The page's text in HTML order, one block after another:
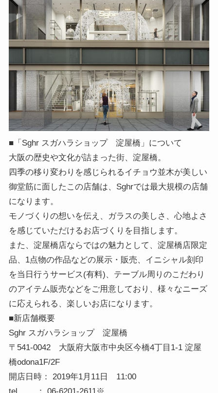
■「Sghr スガハラショップ 淀屋橋」について
大阪の歴史や文化が詰まった街、淀屋橋。
四季の移り変わりを感じられるイチョウ並木が美しい
御堂筋に面したこの店舗は、Sghrでは最大規模の店舗
になります。
モノづくりの想いを伝え、ガラスの美しさ、心地よさ
を感じていただけるお店づくりを目指します。
また、淀屋橋店ならではの魅力として、淀屋橋店限定
品、1点物の作品などの展示・販売、イニシャル刻印
を当日行うサービス(有料)、テーブル周りのこだわり
のアイテム販売などをご用意しており、様々なニーズ
に応えられる、楽しいお店になります。
■新店舗概要
Sghr スガハラショップ 淀屋橋
〒541-0042 大阪府大阪市中央区今橋4丁目1-1 淀屋
橋odona1F/2F
開店日時： 2019年1月11日 11:00